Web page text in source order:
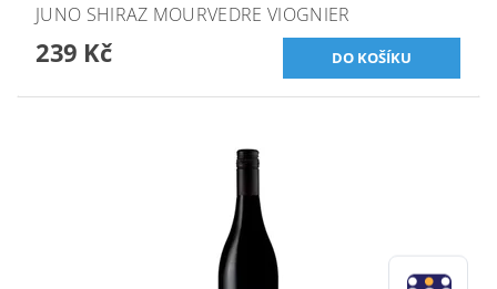
JUNO SHIRAZ MOURVEDRE VIOGNIER
239 Kč